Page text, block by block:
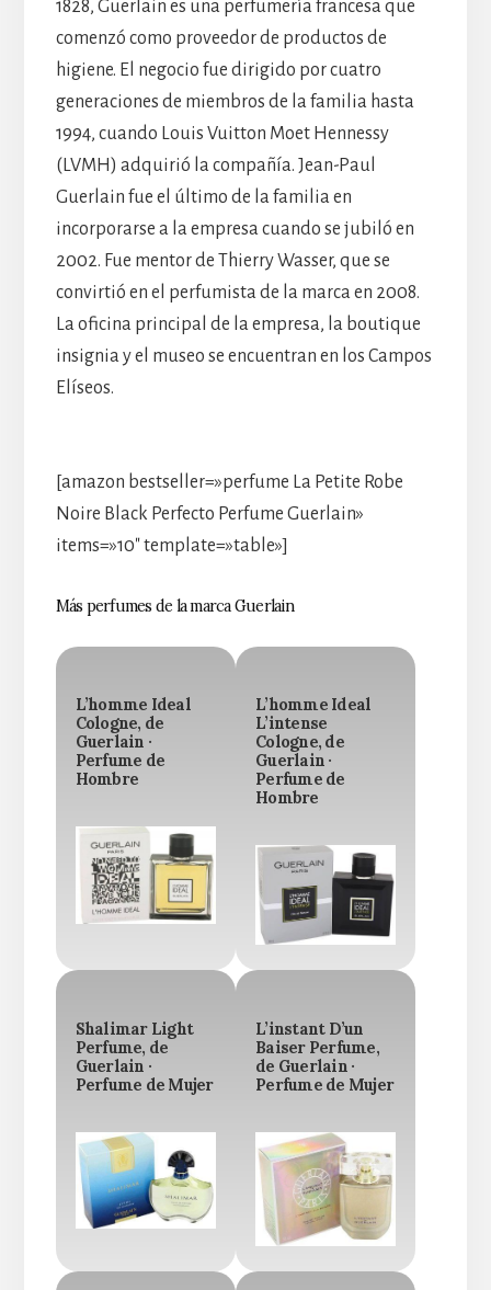
1828, Guerlain es una perfumería francesa que
comenzó como proveedor de productos de
higiene. El negocio fue dirigido por cuatro
generaciones de miembros de la familia hasta
1994, cuando Louis Vuitton Moet Hennessy
(LVMH) adquirió la compañía. Jean-Paul
Guerlain fue el último de la familia en
incorporarse a la empresa cuando se jubiló en
2002. Fue mentor de Thierry Wasser, que se
convirtió en el perfumista de la marca en 2008.
La oficina principal de la empresa, la boutique
insignia y el museo se encuentran en los Campos
Elíseos.
[amazon bestseller=»perfume La Petite Robe
Noire Black Perfecto Perfume Guerlain»
items=»10″ template=»table»]
Más perfumes de la marca Guerlain
L’homme Ideal
Cologne, de
Guerlain ·
Perfume de
Hombre
L’homme Ideal
L’intense
Cologne, de
Guerlain ·
Perfume de
Hombre
Shalimar Light
Perfume, de
Guerlain ·
Perfume de Mujer
L’instant D’un
Baiser Perfume,
de Guerlain ·
Perfume de Mujer